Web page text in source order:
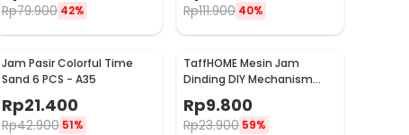
Rp79.900 42% Rp111.900 40%
Jam Pasir Colorful Time
Sand 6 PCS - A35
Rp21.400
Rp42.900 51%
TaffHOME Mesin Jam
Dinding DIY Mechanism
Quartz Replacement
Sparepart - 5168-S
Rp9.800
Rp23.900 59%